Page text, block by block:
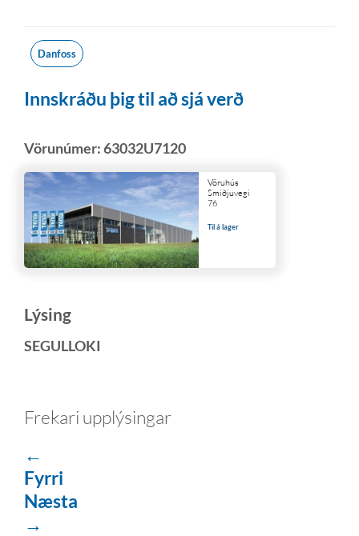
Danfoss
Innskráðu þig til að sjá verð
Vörunúmer:63032U7120
Vöruhús
Smiðjuvegi
76
Til á lager
Lýsing
SEGULLOKI
Frekari upplýsingar
←
Fyrri
Næsta
→